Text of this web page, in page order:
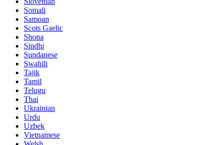
Somali
Samoan
Scots Gaelic
Shona
Sindhi
Sundanese
Swahili
Tajik
Tamil
Telugu
Thai
Ukrainian
Urdu
Uzbek
Vietnamese